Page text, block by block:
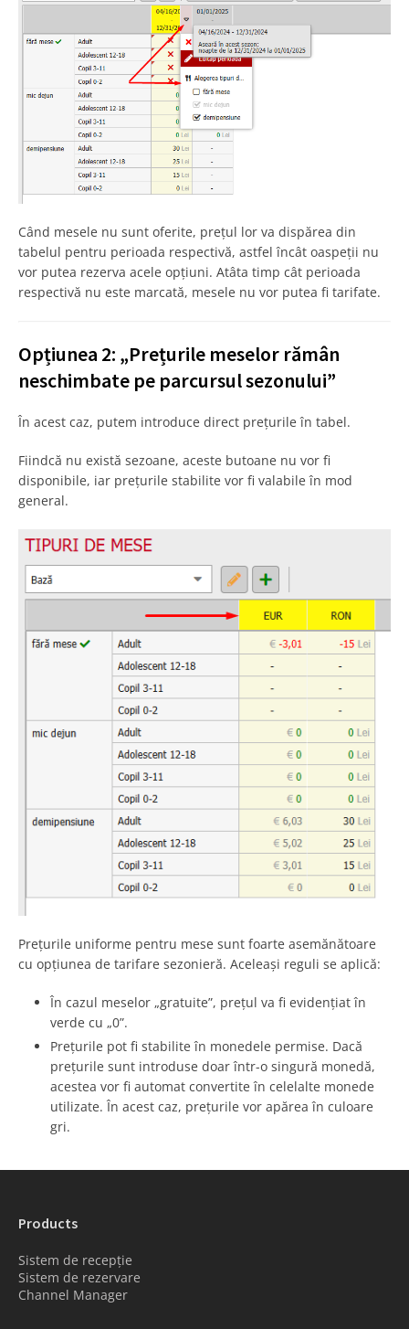
Când mesele nu sunt oferite, prețul lor va dispărea din
tabelul pentru perioada respectivă, astfel încât oaspeții nu
vor putea rezerva acele opțiuni. Atâta timp cât perioada
respectivă nu este marcată, mesele nu vor putea fi tarifate.
Opțiunea 2: „Prețurile meselor rămân
neschimbate pe parcursul sezonului”
În acest caz, putem introduce direct prețurile în tabel.
Fiindcă nu există sezoane, aceste butoane nu vor fi
disponibile, iar prețurile stabilite vor fi valabile în mod
general.
Prețurile uniforme pentru mese sunt foarte asemănătoare
cu opțiunea de tarifare sezonieră. Aceleași reguli se aplică:
În cazul meselor „gratuite”, prețul va fi evidențiat în
verde cu „0”.
Prețurile pot fi stabilite în monedele permise. Dacă
prețurile sunt introduse doar într-o singură monedă,
acestea vor fi automat convertite în celelalte monede
utilizate. În acest caz, prețurile vor apărea în culoare
gri.
Products
Sistem de recepție
Sistem de rezervare
Channel Manager